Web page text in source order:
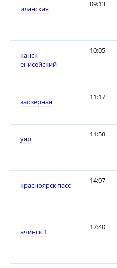
иланская
09:13
канск-
енисейский
10:05
заозерная
11:17
уяр
11:58
красноярск пасс
14:07
ачинск 1
17:40